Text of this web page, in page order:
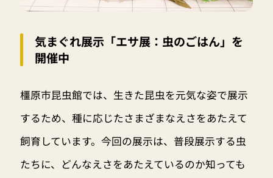
気まぐれ展示「エサ展：虫のごはん」を
開催中
橿原市昆虫館では、生きた昆虫を元気な姿で展示
するため、種に応じたさまざまなえさをあたえて
飼育しています。今回の展示は、普段展示する虫
たちに、どんなえさをあたえているのか知っても